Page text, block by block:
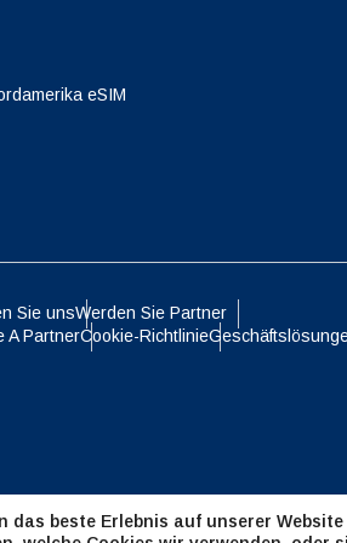
eSIM
Sie unsWerden Sie Partner
A PartnerCookie-Richtlinie
Polski
- Japanischer Yen
- Indonesische Rupiah
CAD - Kanadischer Dollar
- Schweizer Franken
das beste Erlebnis auf unserer